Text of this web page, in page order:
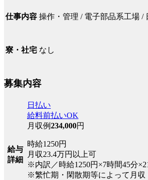
仕事内容 操作・管理 / 電子部品系工場 /
寮・社宅 なし
募集内容
給与
詳細
日払い
給料前払いOK
月収例234,000円
時給1250円
月収23.4万円以上可
※内訳／時給1250円×7時間45分
※繁忙期・閑散期等によって月収